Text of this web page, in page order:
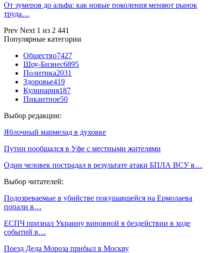
От зумеров до альфа: как новые поколения меняют рынок
труда…
Prev Next 1 из 2 441
Популярные категории
Общество7427
Шоу-Бизнес6895
Политика2031
Здоровье419
Кулинария187
Пикантное50
Выбор редакции:
Яблочный мармелад в духовке
Путин пообщался в Уфе с местными жителями
Один человек пострадал в результате атаки БПЛА ВСУ в…
Выбор читателей:
Подозреваемые в убийстве покушавшейся на Ермолаева
попали в…
ЕСПЧ признал Украину виновной в бездействии в ходе
событий в…
Поезд Деда Мороза прибыл в Москву